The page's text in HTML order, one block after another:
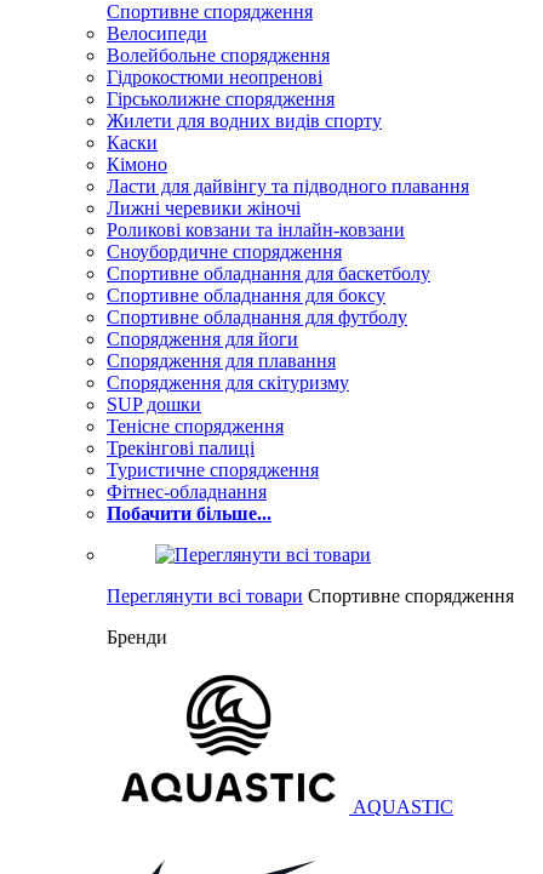
Спортивне спорядження
Велосипеди
Волейбольне спорядження
Гідрокостюми неопренові
Гірськолижне спорядження
Жилети для водних видів спорту
Каски
Кімоно
Ласти для дайвінгу та підводного плавання
Лижні черевики жіночі
Роликові ковзани та інлайн-ковзани
Сноубордичне спорядження
Спортивне обладнання для баскетболу
Спортивне обладнання для боксу
Спортивне обладнання для футболу
Спорядження для йоги
Спорядження для плавання
Спорядження для скітуризму
SUP дошки
Тенісне спорядження
Трекінгові палиці
Туристичне спорядження
Фітнес-обладнання
Побачити більше...
Переглянути всі товари Спортивне спорядження
Бренди
AQUASTIC